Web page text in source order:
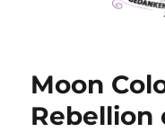
Moon
Rebellion